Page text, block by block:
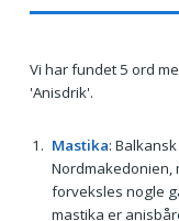
Vi har fundet 5 ord
'Anisdrik'.
Mastika:
Nordmakedonien,
forveksles nogle
mastika er